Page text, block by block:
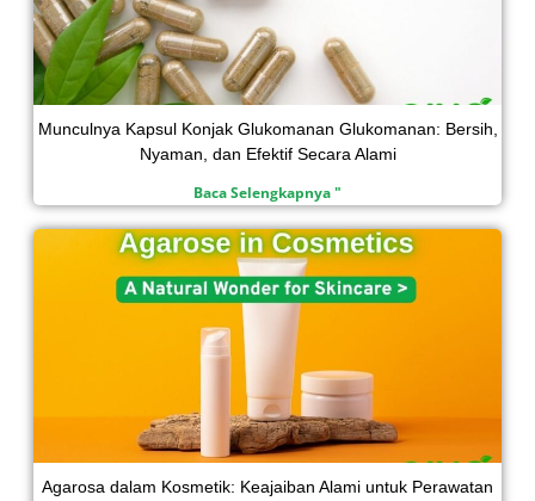
Munculnya Kapsul Konjak Glukomanan Glukomanan: Bersih,
Nyaman, dan Efektif Secara Alami
Baca Selengkapnya "
Agarosa dalam Kosmetik: Keajaiban Alami untuk Perawatan